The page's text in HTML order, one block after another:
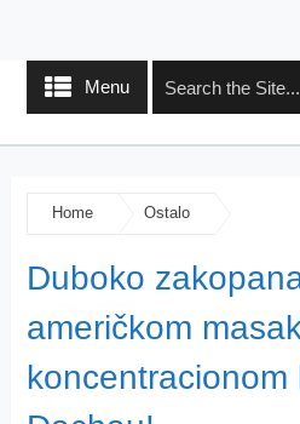
Menu
Home Ostalo
Duboko
američkom
koncentracionom